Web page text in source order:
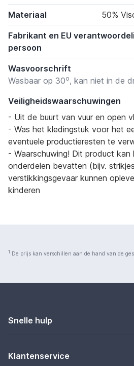
Materiaal 50%
Fabrikant en EU
persoon
Wasvoorschrift
Wasbaar op 30o, kan niet in de
Veiligheidswaarschuwingen
- Uit de buurt van vuur en open
- Was het kledingstuk voor het
eventuele productieresten te
- Waarschuwing! Dit product kan
onderdelen bevatten (bijv.
verstikkingsgevaar kunnen
kinderen
1 De prijs kan verschillen aan de hand van de
Snelle hulp
Klantenservice